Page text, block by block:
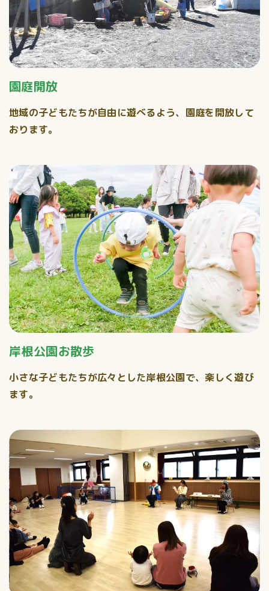
園庭開放
地域の子どもたちが自由に遊べるよう、園庭を開放して
おります。
岸根公園お散歩
小さな子どもたちが広々とした岸根公園で、楽しく遊び
ます。